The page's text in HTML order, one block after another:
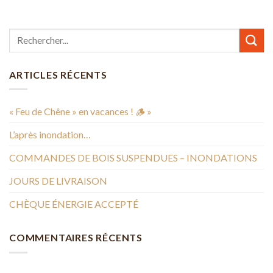
ARTICLES RÉCENTS
« Feu de Chêne » en vacances ! 🪵 »
L’après inondation…
COMMANDES DE BOIS SUSPENDUES – INONDATIONS
JOURS DE LIVRAISON
CHÈQUE ÉNERGIE ACCEPTÉ
COMMENTAIRES RÉCENTS